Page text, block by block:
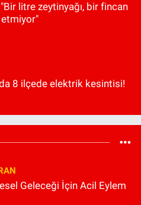
litre zeytinyağı, bir fincan
etmiyor"
8 ilçede elektrik kesintisi!
Geleceği İçin Acil Eylem